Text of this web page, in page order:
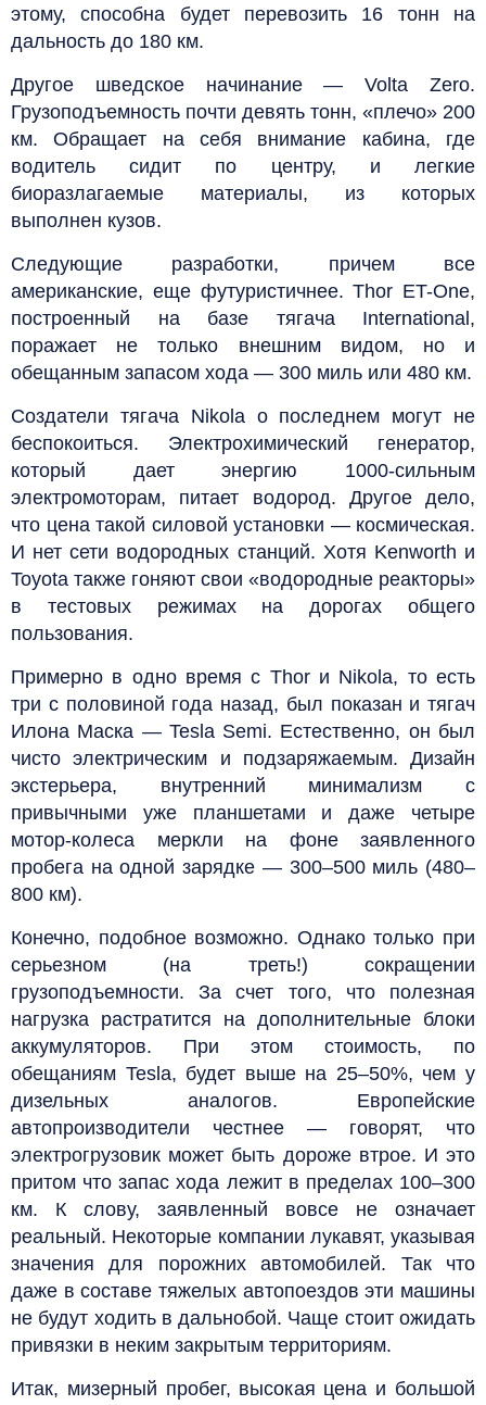
этому, способна будет перевозить 16 тонн на
дальность до 180 км.
Другое шведское начинание — Volta Zero.
Грузоподъемность почти девять тонн, «плечо» 200
км. Обращает на себя внимание кабина, где
водитель сидит по центру, и легкие
биоразлагаемые материалы, из которых
выполнен кузов.
Следующие разработки, причем все
американские, еще футуристичнее. Thor ET-One,
построенный на базе тягача International,
поражает не только внешним видом, но и
обещанным запасом хода — 300 миль или 480 км.
Создатели тягача Nikola о последнем могут не
беспокоиться. Электрохимический генератор,
который дает энергию 1000-сильным
электромоторам, питает водород. Другое дело,
что цена такой силовой установки — космическая.
И нет сети водородных станций. Хотя Kenworth и
Toyota также гоняют свои «водородные реакторы»
в тестовых режимах на дорогах общего
пользования.
Примерно в одно время с Thor и Nikola, то есть
три с половиной года назад, был показан и тягач
Илона Маска — Tesla Semi. Естественно, он был
чисто электрическим и подзаряжаемым. Дизайн
экстерьера, внутренний минимализм с
привычными уже планшетами и даже четыре
мотор-колеса меркли на фоне заявленного
пробега на одной зарядке — 300–500 миль (480–
800 км).
Конечно, подобное возможно. Однако только при
серьезном (на треть!) сокращении
грузоподъемности. За счет того, что полезная
нагрузка растратится на дополнительные блоки
аккумуляторов. При этом стоимость, по
обещаниям Tesla, будет выше на 25–50%, чем у
дизельных аналогов. Европейские
автопроизводители честнее — говорят, что
электрогрузовик может быть дороже втрое. И это
притом что запас хода лежит в пределах 100–300
км. К слову, заявленный вовсе не означает
реальный. Некоторые компании лукавят, указывая
значения для порожних автомобилей. Так что
даже в составе тяжелых автопоездов эти машины
не будут ходить в дальнобой. Чаще стоит ожидать
привязки в неким закрытым территориям.
Итак, мизерный пробег, высокая цена и большой